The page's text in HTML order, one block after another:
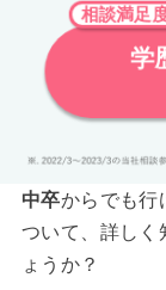
相談満足
学
中卒からでも行
ついて、詳しく
ょうか？